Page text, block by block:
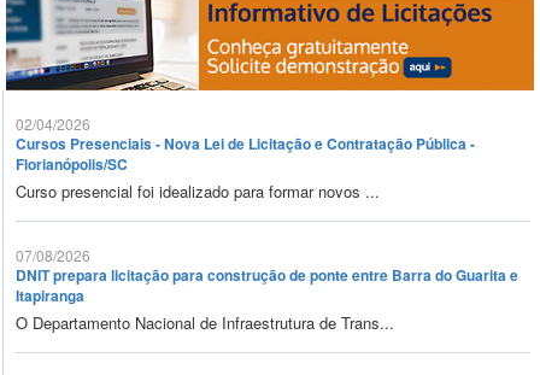
02/04/2026
Cursos Presenciais - Nova Lei de Licitação e Contratação Pública -
Florianópolis/SC
Curso presencial foi idealizado para formar novos ...
07/08/2026
DNIT prepara licitação para construção de ponte entre Barra do Guarita e
Itapiranga
O Departamento Nacional de Infraestrutura de Trans...